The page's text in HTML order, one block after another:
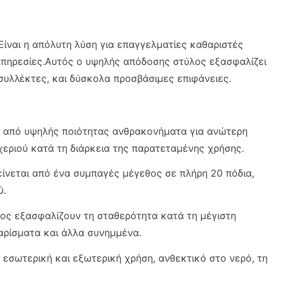
η απόλυτη λύση για επαγγελματίες καθαριστές
ο υψηλής απόδοσης στύλος εξασφαλίζει
και δύσκολα προσβάσιμες επιφάνειες.
από υψηλής ποιότητας ανθρακονήματα για ανώτερη
κατά τη διάρκεια της παρατεταμένης χρήσης.
από ένα συμπαγές μέγεθος σε πλήρη 20 πόδια,
εξασφαλίζουν τη σταθερότητα κατά τη μέγιστη
και άλλα συνημμένα.
εσωτερική και εξωτερική χρήση, ανθεκτικό στο νερό, τη